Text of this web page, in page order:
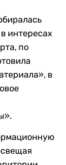
интересах
по
в